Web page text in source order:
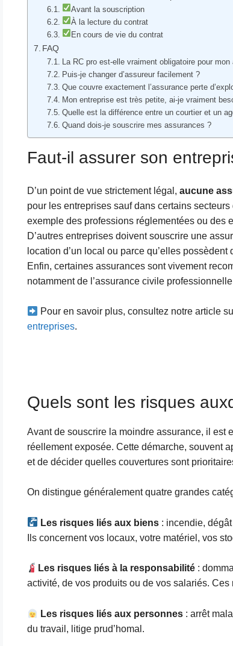
Avant la souscription
À la lecture du contrat
En cours de vie du contrat
FAQ
La RC pro est-elle vraiment obligatoire pour
Puis-je changer d’assureur facilement ?
Que couvre exactement l’assurance perte
Mon entreprise est très petite, ai-je vraiment
Quelle est la différence entre un courtier et un
Quand dois-je souscrire mes assurances ?
Faut-il assurer son
D’un point de vue strictement légal, aucune
pour les entreprises sauf dans certains secteurs
exemple des professions réglementées ou des
D’autres entreprises doivent souscrire une
location d’un local ou parce qu’elles
Enfin, certaines assurances sont vivement
notamment de l’assurance civile
Pour en savoir plus, consultez notre article
entreprises.
Quels sont les risques
Avant de souscrire la moindre assurance, il est
réellement exposée. Cette démarche, souvent
et de décider quelles couvertures sont
On distingue généralement quatre grandes
Les risques liés aux biens: incendie, dégât
Ils concernent vos locaux, votre matériel, vos
Les risques liés à la responsabilité:
activité, de vos produits ou de vos salariés.
Les risques liés aux personnes: arrêt
du travail, litige prud’homal.